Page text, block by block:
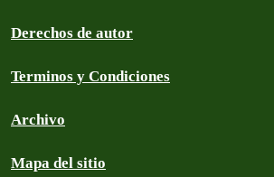
Derechos de autor
Terminos y Condiciones
Archivo
Mapa del sitio